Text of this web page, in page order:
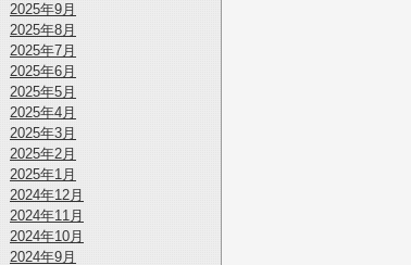
2025年9月
2025年8月
2025年7月
2025年6月
2025年5月
2025年4月
2025年3月
2025年2月
2025年1月
2024年12月
2024年11月
2024年10月
2024年9月